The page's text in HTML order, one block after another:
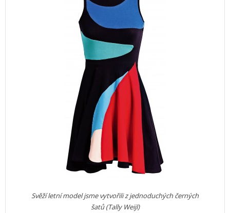
Svěží letní model jsme vytvořili z jednoduchých černých
šatů (Tally Weijl)